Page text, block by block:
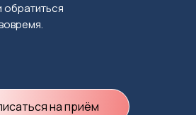
обратиться
на приём